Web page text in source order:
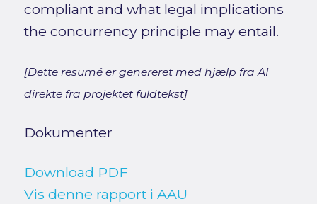
compliant and what legal implications
the concurrency principle may entail.
[Dette resumé er genereret med hjælp fra AI
direkte fra projektet fuldtekst]
Dokumenter
Download PDF
Vis denne rapport i AAU